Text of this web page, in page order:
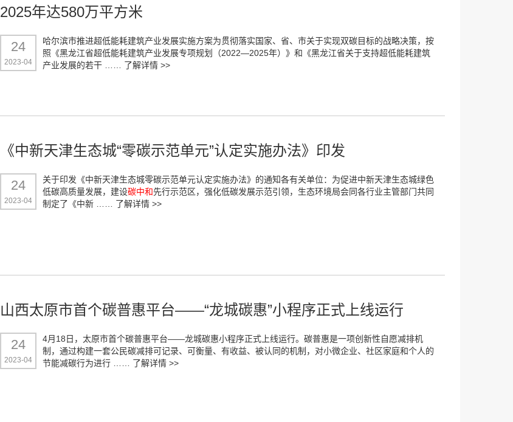
2025年达580万平方米
24
2023-04
哈尔滨市推进超低能耗建筑产业发展实施方案为贯彻落实国家、省、市关于实现双碳目标的战略决策，按
照《黑龙江省超低能耗建筑产业发展专项规划（2022—2025年）》和《黑龙江省关于支持超低能耗建筑
产业发展的若干 …… 了解详情 >>
《中新天津生态城“零碳示范单元”认定实施办法》印发
24
2023-04
关于印发《中新天津生态城零碳示范单元认定实施办法》的通知各有关单位：为促进中新天津生态城绿色
低碳高质量发展，建设碳中和先行示范区，强化低碳发展示范引领，生态环境局会同各行业主管部门共同
制定了《中新 …… 了解详情 >>
山西太原市首个碳普惠平台——“龙城碳惠”小程序正式上线运行
24
2023-04
4月18日，太原市首个碳普惠平台——龙城碳惠小程序正式上线运行。碳普惠是一项创新性自愿减排机
制，通过构建一套公民碳减排可记录、可衡量、有收益、被认同的机制，对小微企业、社区家庭和个人的
节能减碳行为进行 …… 了解详情 >>